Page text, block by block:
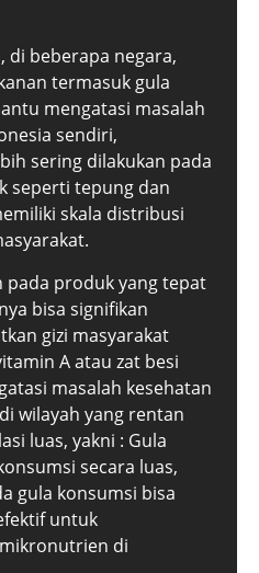
di beberapa negara,
termasuk gula
mengatasi masalah
sendiri,
sering dilakukan pada
seperti tepung dan
skala distribusi
pada produk yang tepat
bisa signifikan
gizi masyarakat
A atau zat besi
masalah kesehatan
wilayah yang rentan
luas, yakni : Gula
secara luas,
gula konsumsi bisa
untuk
di